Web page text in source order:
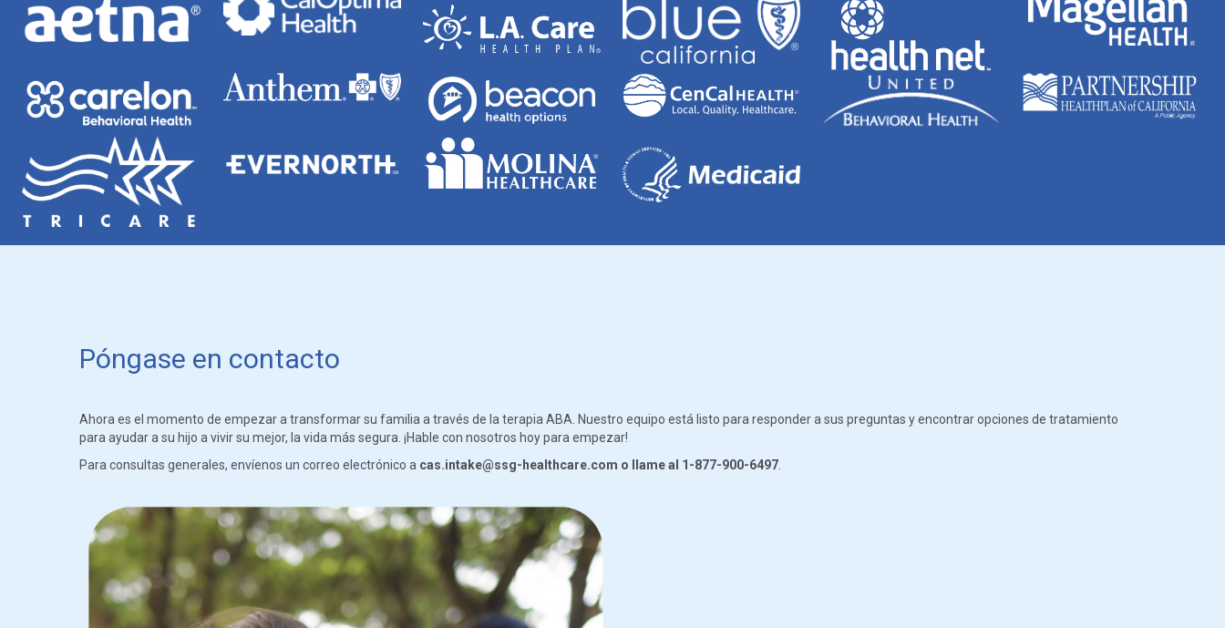
Póngase en contacto
Ahora es el momento de empezar a transformar su familia a través de la terapia ABA. Nuestro equipo está listo para responder a sus preguntas y encontrar opciones de tratamiento
para ayudar a su hijo a vivir su mejor, la vida más segura. ¡Hable con nosotros hoy para empezar!
Para consultas generales, envíenos un correo electrónico a cas.intake@ssg-healthcare.com o llame al 1-877-900-6497